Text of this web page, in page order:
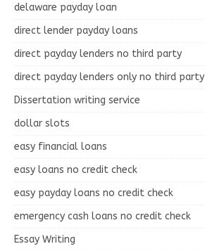
delaware payday loan
direct lender payday loans
direct payday lenders no third party
direct payday lenders only no third party
Dissertation writing service
dollar slots
easy financial loans
easy loans no credit check
easy payday loans no credit check
emergency cash loans no credit check
Essay Writing